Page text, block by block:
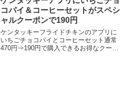
ズは休止だそ...
コパイ＆コーヒーセットがスペシ
ャルクーポンで190円
ケンタッキーフライドチキンのアプリに
いちごチョコパイとコーヒーセット通常
470円⇒190円で購入できるお得なクーポ